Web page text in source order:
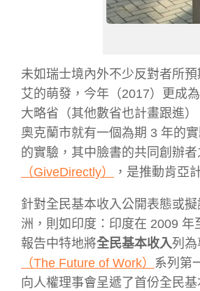
未如瑞士境內外不少反對者所
艾的萌發，今年（2017）更成
大略省（其他數省也計畫跟進
奧克蘭市就有一個為期 3 年的
的實驗，其中臉書的共同創辦
（GiveDirectly）
，是推動肯亞
針對全民基本收入公開表態或
洲，則如印度：印度在 2009
報告中特地將全民基本收入列為
（The Future of Work） 系列第
向人權理事會呈遞了首份全民